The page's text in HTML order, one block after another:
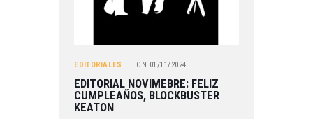
EDITORIALES ON 01/11/2024
EDITORIAL NOVIMEBRE: FELIZ
CUMPLEAÑOS, BLOCKBUSTER
KEATON